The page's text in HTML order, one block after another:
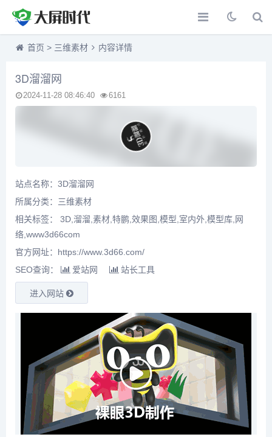
首页 > 三维素材 内容详情
3D溜溜网
2024-11-28 08:46:40 6161
站点名称：3D溜溜网
所属分类： 三维素材
相关标签： 3D,溜溜,素材,特鹏,效果图,模型,室内外,模型库,网
络,www3d66com
官方网址：https://www.3d66.com/
SEO查询：
爱站网 站长工具
进入网站